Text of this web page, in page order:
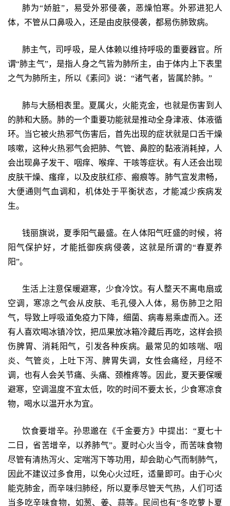
肺为“娇脏”，易受外邪侵袭，恶燥怕寒。外邪进犯人
体，不管从口鼻吸入，还是由皮肤侵袭，都易伤肺致病。
肺主气，司呼吸，是人体赖以维持呼吸的重要器官。所
谓“肺主气”，是指人身之气皆为肺所主，由于体内上下表里
之气为肺所主，所以《素问》说：“诸气者，皆属於肺。”
肺与大肠相表里。夏属火，火能克金，也就是伤害到人
的肺和大肠。肺的一个重要功能就是推动全身津液、体液循
环。当它被火热邪气伤害后，首先出现的症状就是口舌干燥
咳嗽，这种火热邪气会把肺、气管、鼻腔的黏液消耗掉，人
会出现鼻子发干、咽痒、喉痒、干咳等症状。有人还会出现
皮肤干燥、瘙痒，以及皮肤红疹、瘢痕等。肺气宣发肃畅，
大便通则气血调和，机体处于平衡状态，才能减少疾病发
生。
钱丽旗说，夏季阳气最盛。在人体阳气旺盛的时候，将
阳气保护好，才能抵御疾病侵袭，这就是所谓的“春夏养
阳”。
生活上注意保暖避寒，少食冷饮。有人整天不离电扇或
空调，寒凉之气会从皮肤、毛孔侵入人体，易伤肺卫之阳
气，导致上呼吸道免疫力下降，细菌、病毒易乘虚而入。还
有人喜欢喝冰镇冷饮，把瓜果放冰箱冷藏后再吃，这样会损
伤脾胃、消耗阳气，引发各种疾病。最常见的如咳喘、咽
炎、气管炎，上吐下泻、脾胃失调，女性会痛经，月经不
调，也有人会关节痛、头痛、颈椎疼等。因此，夏天要保暖
避寒，空调温度不宜太低，吹的时间不要太长，少食寒凉食
物，喝水以温开水为宜。
饮食要增辛。孙思邈在《千金要方》中提出：“夏七十
二日，省苦增辛，以养肺气”。夏时心火当令，而苦味食物
尽管有清热泻火、定喘泻下等功用，却会助心气而制肺气，
因此不建议过多食用，以免心火过旺，适量即可。由于心火
能克肺金，而辛味归肺经，所以夏季尽管天气热，人们可适
当多吃辛味食物，如葱、姜、蒜等。民间也有“冬吃萝卜夏